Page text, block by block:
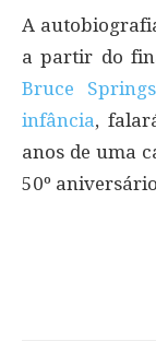
A
a partir do
Bruce
infância,
anos de uma
50º